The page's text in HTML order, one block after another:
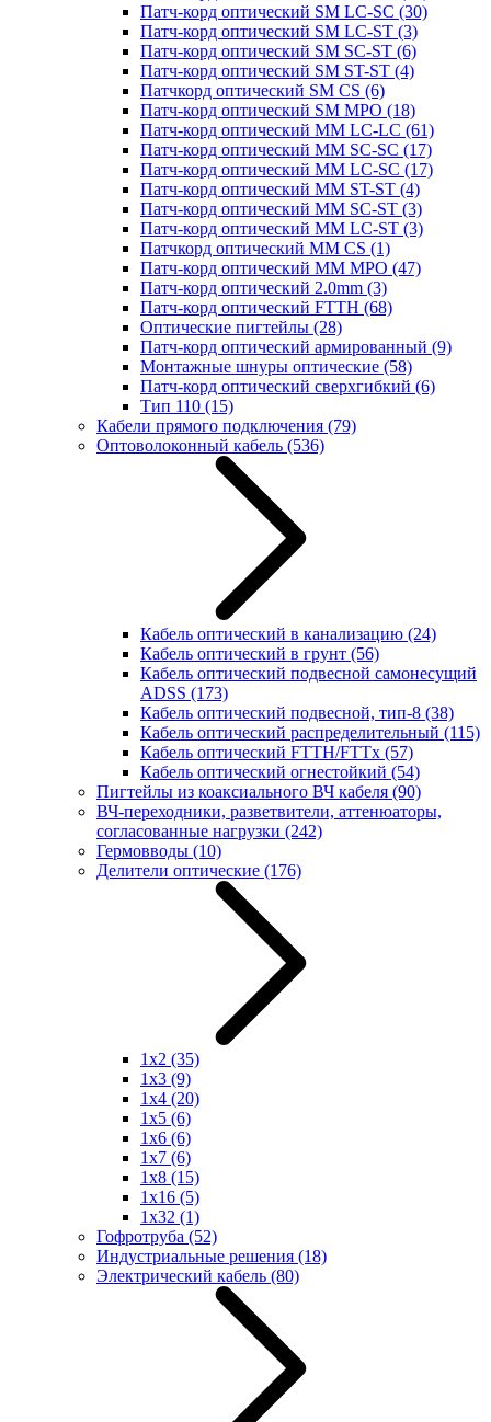
Патч-корд оптический SM LC-SC (30)
Патч-корд оптический SM LC-ST (3)
Патч-корд оптический SM SC-ST (6)
Патч-корд оптический SM ST-ST (4)
Патчкорд оптический SM CS (6)
Патч-корд оптический SM MPO (18)
Патч-корд оптический MM LC-LC (61)
Патч-корд оптический MM SC-SC (17)
Патч-корд оптический MM LC-SC (17)
Патч-корд оптический MM ST-ST (4)
Патч-корд оптический MM SC-ST (3)
Патч-корд оптический MM LC-ST (3)
Патчкорд оптический MM CS (1)
Патч-корд оптический MM MPO (47)
Патч-корд оптический 2.0mm (3)
Патч-корд оптический FTTH (68)
Оптические пигтейлы (28)
Патч-корд оптический армированный (9)
Монтажные шнуры оптические (58)
Патч-корд оптический сверхгибкий (6)
Тип 110 (15)
Кабели прямого подключения (79)
Оптоволоконный кабель (536)
Кабель оптический в канализацию (24)
Кабель оптический в грунт (56)
Кабель оптический подвесной самонесущий
ADSS (173)
Кабель оптический подвесной, тип-8 (38)
Кабель оптический распределительный (115)
Кабель оптический FTTH/FTTx (57)
Кабель оптический огнестойкий (54)
Пигтейлы из коаксиального ВЧ кабеля (90)
ВЧ-переходники, разветвители, аттенюаторы,
согласованные нагрузки (242)
Гермовводы (10)
Делители оптические (176)
1x2 (35)
1x3 (9)
1x4 (20)
1x5 (6)
1x6 (6)
1x7 (6)
1x8 (15)
1x16 (5)
1x32 (1)
Гофротруба (52)
Индустриальные решения (18)
Электрический кабель (80)